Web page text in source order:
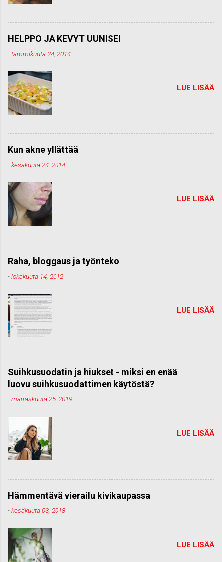
HELPPO JA KEVYT UUNISEI
-tammikuuta 24, 2014
LUE LISÄÄ
Kun akne yllättää
-kesäkuuta 24, 2014
LUE LISÄÄ
Raha, bloggaus ja työnteko
-lokakuuta 14, 2012
LUE LISÄÄ
Suihkusuodatin ja hiukset - miksi en enää
luovu suihkusuodattimen käytöstä?
-marraskuuta 25, 2019
LUE LISÄÄ
Hämmentävä vierailu kivikaupassa
-kesäkuuta 03, 2018
LUE LISÄÄ